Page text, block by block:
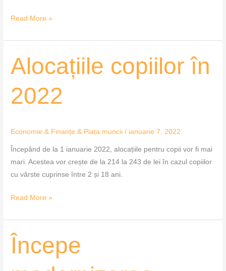
Read More »
Alocațiile copiilor în
2022
Economie & Finanțe & Piața muncii / ianuarie 7, 2022
Începând de la 1 ianuarie 2022, alocațiile pentru copii vor fi mai
mari. Acestea vor crește de la 214 la 243 de lei în cazul copiilor
cu vârste cuprinse între 2 și 18 ani.
Alocațiile
copiilor
2022
Read More »
Începe
Începe
modernizarea